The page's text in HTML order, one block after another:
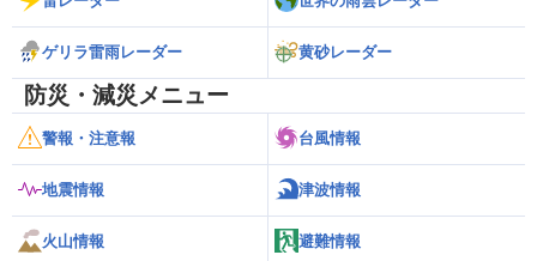
ゲリラ雷雨レーダー 黄砂レーダー
防災・減災メニュー
警報・注意報 台風情報
地震情報 津波情報
火山情報 避難情報